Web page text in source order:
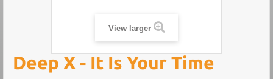
View larger
Deep X - It Is Your Time